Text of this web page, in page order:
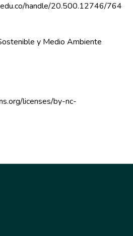
handle/20.500.12746/764
y Medio Ambiente
licenses/by-nc-